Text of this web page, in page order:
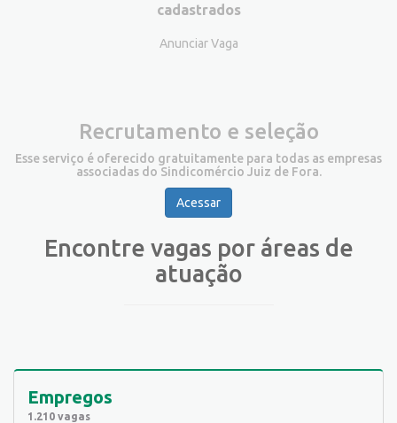
cadastrados
Anunciar Vaga
Recrutamento e seleção
Esse serviço é oferecido gratuitamente para todas as empresas
associadas do Sindicomércio Juiz de Fora.
Acessar
Encontre vagas por áreas de
atuação
Empregos
1.210 vagas